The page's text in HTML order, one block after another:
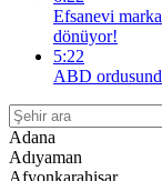
Efsanevi
dönüyor!
5:22
ABD
Adana
Adıyaman
Afyonkarahisar